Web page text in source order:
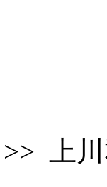
>> 上